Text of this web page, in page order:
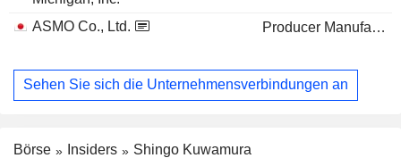
ASMO Co., Ltd. Producer Manufacturing
Sehen Sie sich die Unternehmensverbindungen an
Börse Insiders Shingo Kuwamura